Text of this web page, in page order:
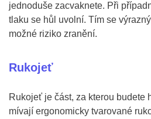
jednoduše zacvaknete. Při
tlaku se hůl uvolní. Tím se
možné riziko zranění.
Rukojeť
Rukojeť je část, za kterou budete
mívají ergonomicky tvarované